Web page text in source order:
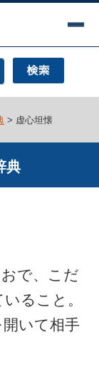
> 虚心坦懐
典
で、こだ
ること。
いて相手